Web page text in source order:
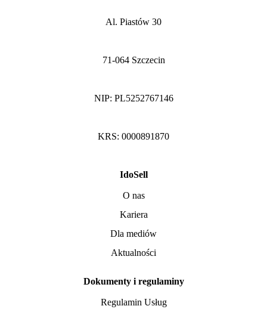
Al. Piastów 30
71-064 Szczecin
NIP: PL5252767146
KRS: 0000891870
IdoSell
O nas
Kariera
Dla mediów
Aktualności
Dokumenty i regulaminy
Regulamin Usług